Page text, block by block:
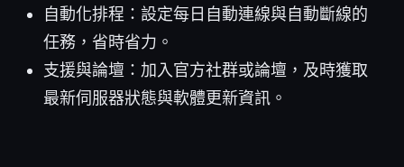
自動化排程：設定每日自動連線與自動斷線的
任務，省時省力。
支援與論壇：加入官方社群或論壇，及時獲取
最新伺服器狀態與軟體更新資訊。